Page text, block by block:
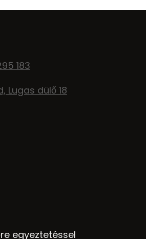
183
Lugas dülő 18
egyeztetéssel